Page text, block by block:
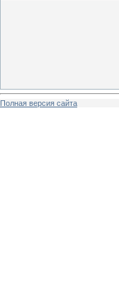
Полная версия сайта